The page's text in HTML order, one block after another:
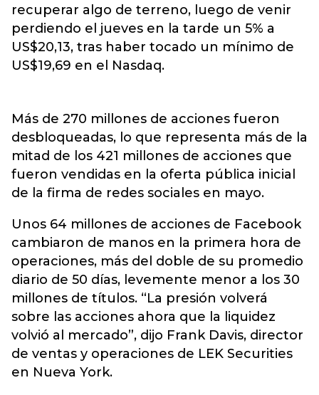
recuperar algo de terreno, luego de venir
perdiendo el jueves en la tarde un 5% a
US$20,13, tras haber tocado un mínimo de
US$19,69 en el Nasdaq.
Más de 270 millones de acciones fueron
desbloqueadas, lo que representa más de la
mitad de los 421 millones de acciones que
fueron vendidas en la oferta pública inicial
de la firma de redes sociales en mayo.
Unos 64 millones de acciones de Facebook
cambiaron de manos en la primera hora de
operaciones, más del doble de su promedio
diario de 50 días, levemente menor a los 30
millones de títulos. “La presión volverá
sobre las acciones ahora que la liquidez
volvió al mercado”, dijo Frank Davis, director
de ventas y operaciones de LEK Securities
en Nueva York.